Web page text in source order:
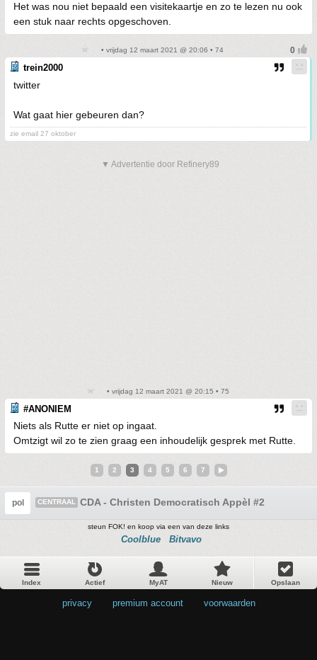
Het was nou niet bepaald een visitekaartje en zo te lezen nu ook
een stuk naar rechts opgeschoven.
• vrijdag 12 maart 2021 @ 20:06 • 74
trein2000
twitter
Wat gaat hier gebeuren dan?
zie email 27 oktober
▼ Advertentie door Refinery89
• vrijdag 12 maart 2021 @ 20:15 • 75
#ANONIEM
Niets als Rutte er niet op ingaat.
Omtzigt wil zo te zien graag een inhoudelijk gesprek met Rutte.
1 2 3 4 5 6 7
pol CENTRAAL CDA - Christen Democratisch Appèl #2
steun FOK! en koop via een van deze links
Coolblue Bitvavo
Index Actief MyAT Nieuw Opslaan
privacy premium account voorwaarden